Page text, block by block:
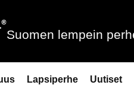
Suomen lempein
Lapsiperhe Uutiset